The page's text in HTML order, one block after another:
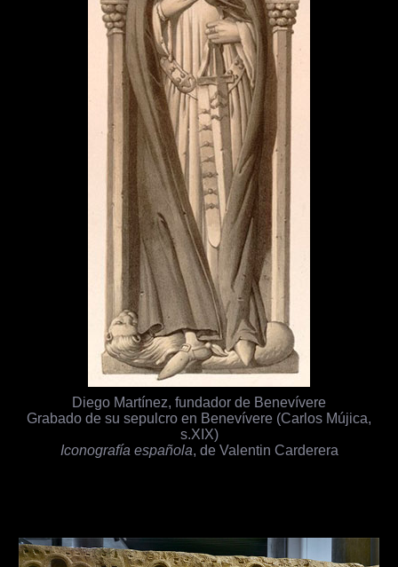
Diego Martínez, fundador de Benevívere
Grabado de su sepulcro en Benevívere (Carlos Mújica,
s.XIX)
Iconografía española, de Valentin Carderera